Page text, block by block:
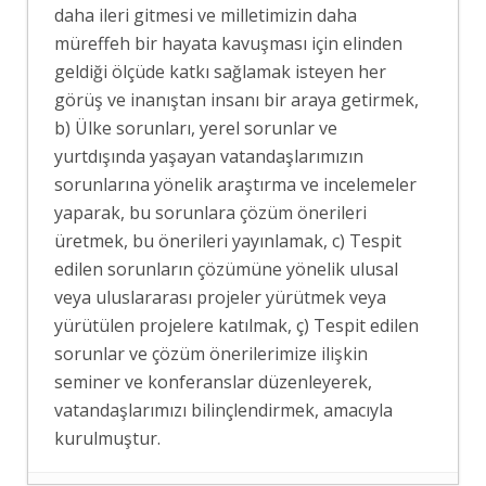
daha ileri gitmesi ve milletimizin daha
müreffeh bir hayata kavuşması için elinden
geldiği ölçüde katkı sağlamak isteyen her
görüş ve inanıştan insanı bir araya getirmek,
b) Ülke sorunları, yerel sorunlar ve
yurtdışında yaşayan vatandaşlarımızın
sorunlarına yönelik araştırma ve incelemeler
yaparak, bu sorunlara çözüm önerileri
üretmek, bu önerileri yayınlamak, c) Tespit
edilen sorunların çözümüne yönelik ulusal
veya uluslararası projeler yürütmek veya
yürütülen projelere katılmak, ç) Tespit edilen
sorunlar ve çözüm önerilerimize ilişkin
seminer ve konferanslar düzenleyerek,
vatandaşlarımızı bilinçlendirmek, amacıyla
kurulmuştur.